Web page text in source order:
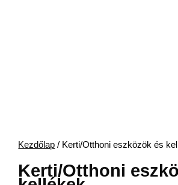
Kezdőlap / Kerti/Otthoni eszközök és
Kerti/Otthoni